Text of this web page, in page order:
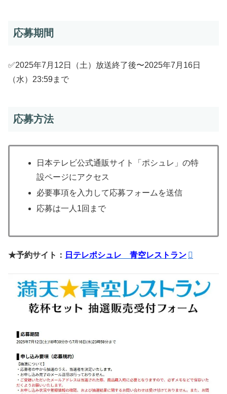
応募期間
✅2025年7月12日（土）放送終了後〜2025年7月16日
（水）23:59まで
応募方法
日本テレビ公式通販サイト「ポシュレ」の特
設ページにアクセス
必要事項を入力して応募フォームを送信
応募は一人1回まで
★予約サイト： 日テレポシュレ 青空レストラン